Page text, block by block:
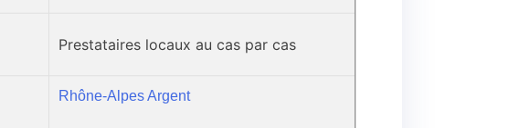
Prestataires locaux au cas par cas
Rhône-Alpes Argent